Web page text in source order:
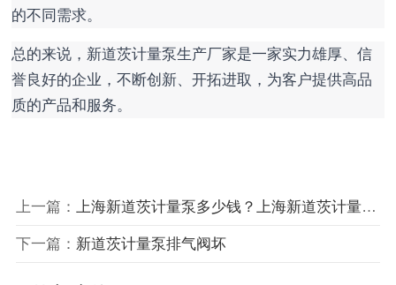
的不同需求。
总的来说，新道茨计量泵生产厂家是一家实力雄厚、信
誉良好的企业，不断创新、开拓进取，为客户提供高品
质的产品和服务。
上一篇： 上海新道茨计量泵多少钱？上海新道茨计量泵什么价格
下一篇： 新道茨计量泵排气阀坏